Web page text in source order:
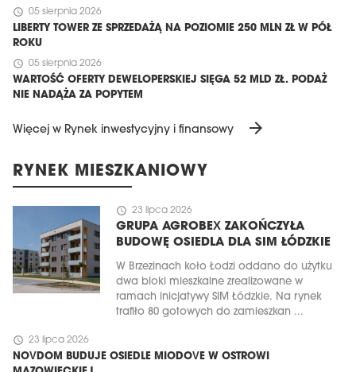
schedule 05 sierpnia 2026
LIBERTY TOWER ZE SPRZEDAŻĄ NA POZIOMIE 250 MLN ZŁ W PÓŁ
ROKU
schedule 05 sierpnia 2026
WARTOŚĆ OFERTY DEWELOPERSKIEJ SIĘGA 52 MLD ZŁ. PODAŻ
NIE NADĄŻA ZA POPYTEM
Więcej w Rynek inwestycyjny i finansowy arrow_forward
RYNEK MIESZKANIOWY
schedule 23 lipca 2026
GRUPA AGROBEX ZAKOŃCZYŁA
BUDOWĘ OSIEDLA DLA SIM ŁÓDZKIE
W Brzezinach koło Łodzi oddano do użytku
dwa bloki mieszkalne zrealizowane w
ramach inicjatywy SIM Łódzkie. Na rynek
trafiło 80 gotowych do zamieszkan ...
schedule 23 lipca 2026
NOVDOM BUDUJE OSIEDLE MIODOVE W OSTROWI